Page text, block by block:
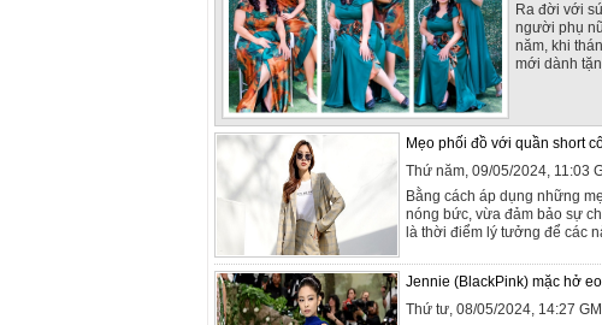
Ra đời với
người phụ
năm, khi
mới dành
Mẹo phối đồ với quần short
Thứ năm, 09/05/2024, 11:03
Bằng cách áp dụng những
nóng bức, vừa đảm bảo sự
là thời điểm lý tưởng để các
Jennie (BlackPink) mặc hở
Thứ tư, 08/05/2024, 14:27